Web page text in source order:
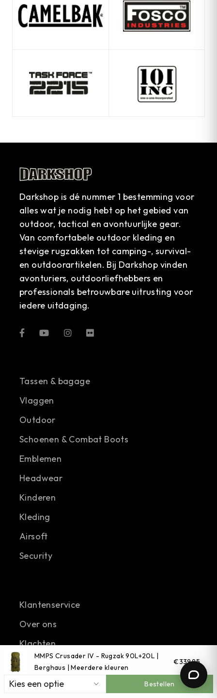
Darkshop is dé nummer 1 bestemming voor
alles wat je nodig hebt op het gebied van
outdoor, tactical en avontuurlijke gear.
Van comfortabele outdoor kleding en
stevige rugzakken tot camping-, survival-
en outdoorartikelen. Bij Darkshop vinden
avonturiers, outdoorliefhebbers en
professionals betrouwbare uitrusting voor
iedere uitdaging.
Tassen & bagage
Vlaggen
Outdoor
Schoenen & Combat Boots
Emblemen
Headwear
Kinderen
Kleding
Airsoft
Security
Klantenservice
Over ons
Klachten
Retourformulier
Blog
MMPS Crusader IV - Rugzak 90L+20L |
Berghaus | Meerdere kleuren
€339,95
Bestellen